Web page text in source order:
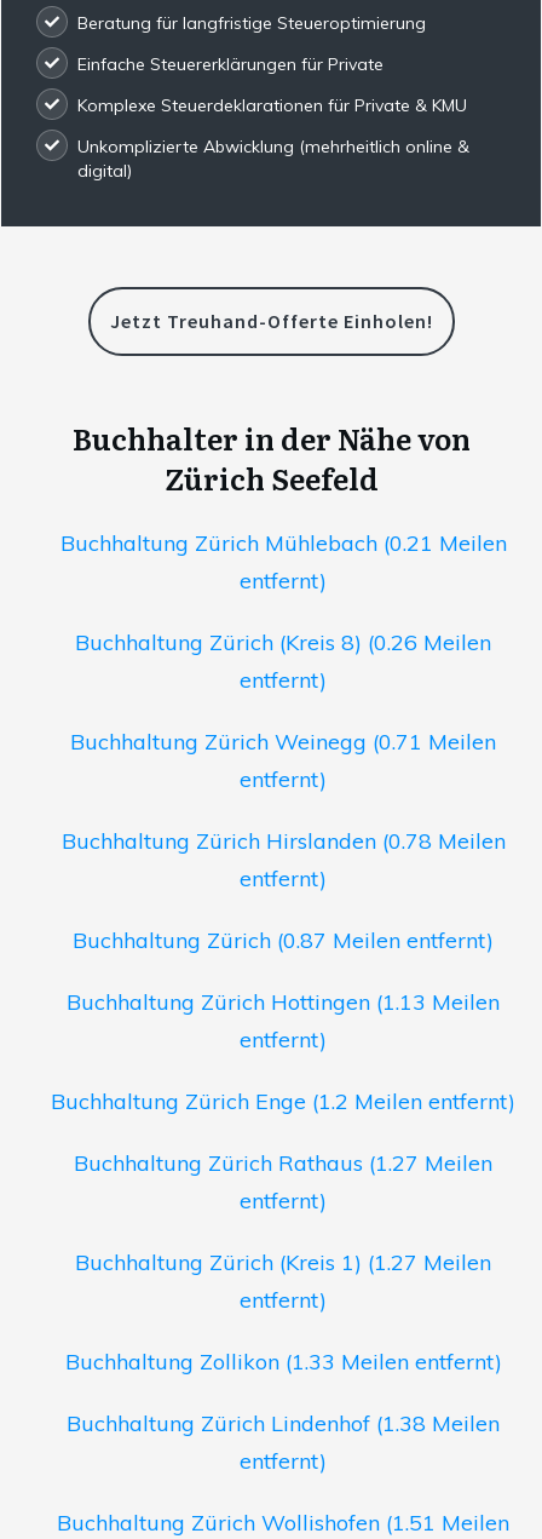
Beratung für langfristige Steueroptimierung
Einfache Steuererklärungen für Private
Komplexe Steuerdeklarationen für Private & KMU
Unkomplizierte Abwicklung (mehrheitlich online &
digital)
Jetzt Treuhand-Offerte Einholen!
Buchhalter in der Nähe von
Zürich Seefeld
Buchhaltung Zürich Mühlebach (0.21 Meilen
entfernt)
Buchhaltung Zürich (Kreis 8) (0.26 Meilen
entfernt)
Buchhaltung Zürich Weinegg (0.71 Meilen
entfernt)
Buchhaltung Zürich Hirslanden (0.78 Meilen
entfernt)
Buchhaltung Zürich (0.87 Meilen entfernt)
Buchhaltung Zürich Hottingen (1.13 Meilen
entfernt)
Buchhaltung Zürich Enge (1.2 Meilen entfernt)
Buchhaltung Zürich Rathaus (1.27 Meilen
entfernt)
Buchhaltung Zürich (Kreis 1) (1.27 Meilen
entfernt)
Buchhaltung Zollikon (1.33 Meilen entfernt)
Buchhaltung Zürich Lindenhof (1.38 Meilen
entfernt)
Buchhaltung Zürich Wollishofen (1.51 Meilen